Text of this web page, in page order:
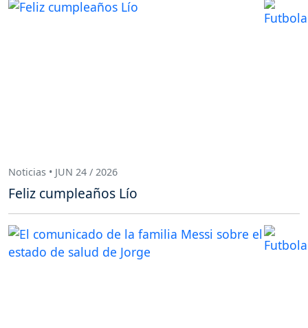
Noticias • JUN 24 / 2026
Feliz cumpleaños Lío